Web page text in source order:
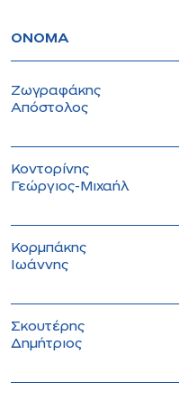
ΌΝΟΜΑ
Ζωγραφάκης
Απόστολος
Κοντορίνης
Γεώργιος-Μιχαήλ
Κορμπάκης
Ιωάννης
Σκουτέρης
Δημήτριος